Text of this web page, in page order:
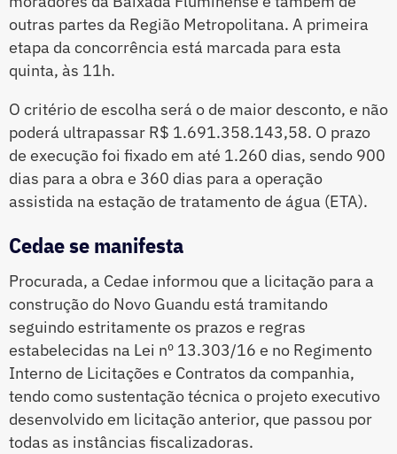
outras partes da Região Metropolitana. A primeira
etapa da concorrência está marcada para esta
quinta, às 11h.
O critério de escolha será o de maior desconto, e não
poderá ultrapassar R$ 1.691.358.143,58. O prazo
de execução foi fixado em até 1.260 dias, sendo 900
dias para a obra e 360 dias para a operação
assistida na estação de tratamento de água (ETA).
Cedae se manifesta
Procurada, a Cedae informou que a licitação para a
construção do Novo Guandu está tramitando
seguindo estritamente os prazos e regras
estabelecidas na Lei nº 13.303/16 e no Regimento
Interno de Licitações e Contratos da companhia,
tendo como sustentação técnica o projeto executivo
desenvolvido em licitação anterior, que passou por
todas as instâncias fiscalizadoras.